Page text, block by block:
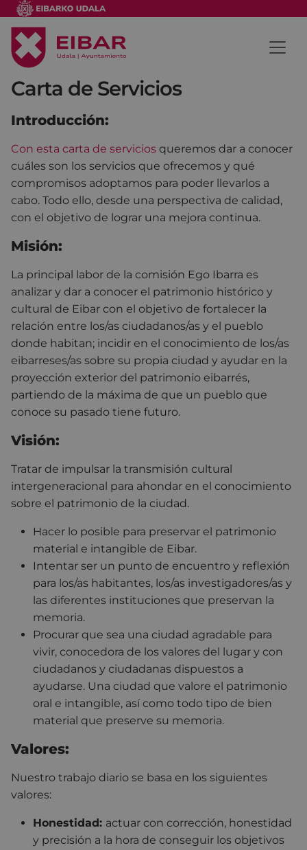
Carta de Servicios
Introducción:
Con esta carta de servicios queremos dar a conocer
cuáles son los servicios que ofrecemos y qué
compromisos adoptamos para poder llevarlos a
cabo. Todo ello, desde una perspectiva de calidad,
con el objetivo de lograr una mejora continua.
Misión:
La principal labor de la comisión Ego Ibarra es
analizar y dar a conocer el patrimonio histórico y
cultural de Eibar con el objetivo de fortalecer la
relación entre los/as ciudadanos/as y el pueblo
donde habitan; incidir en el conocimiento de los/as
eibarreses/as sobre su propia ciudad y ayudar en la
proyección exterior del patrimonio eibarrés,
partiendo de la máxima de que un pueblo que
conoce su pasado tiene futuro.
Visión:
Tratar de impulsar la transmisión cultural
intergeneracional para ahondar en el conocimiento
sobre el patrimonio de la ciudad.
Hacer lo posible para preservar el patrimonio
material e intangible de Eibar.
Intentar ser un punto de encuentro y reflexión
para los/as habitantes, los/as investigadores/as y
las diferentes instituciones que preservan la
memoria.
Procurar que sea una ciudad agradable para
vivir, conocedora de los valores del lugar y con
ciudadanos y ciudadanas dispuestos a
ayudarse. Una ciudad que valore el patrimonio
oral e intangible, así como todo tipo de bien
material que preserve su memoria.
Valores:
Nuestro trabajo diario se basa en los siguientes
valores:
Honestidad: actuar con corrección, honestidad
y precisión a la hora de conseguir los objetivos